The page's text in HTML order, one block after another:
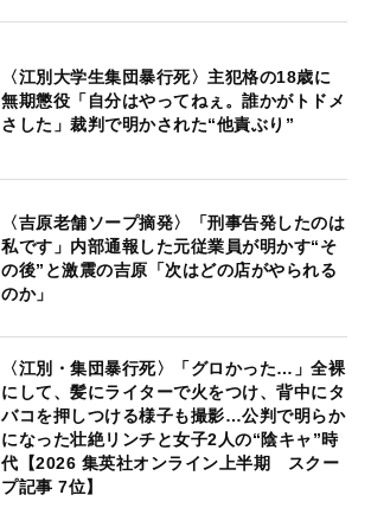
〈江別大学生集団暴行死〉主犯格の18歳に
無期懲役「自分はやってねぇ。誰かがトドメ
さした」裁判で明かされた“他責ぶり”
〈吉原老舗ソープ摘発〉「刑事告発したのは
私です」内部通報した元従業員が明かす“そ
の後”と激震の吉原「次はどの店がやられる
のか」
〈江別・集団暴行死〉「グロかった…」全裸
にして、髪にライターで火をつけ、背中にタ
バコを押しつける様子も撮影…公判で明らか
になった壮絶リンチと女子2人の“陰キャ”時
代【2026 集英社オンライン上半期 スクー
プ記事 7位】